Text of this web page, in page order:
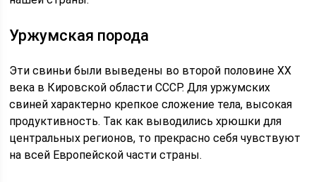
Уржумская порода
Эти свиньи были выведены во второй половине ХХ
века в Кировской области СССР. Для уржумских
свиней характерно крепкое сложение тела, высокая
продуктивность. Так как выводились хрюшки для
центральных регионов, то прекрасно себя чувствуют
на всей Европейской части страны.